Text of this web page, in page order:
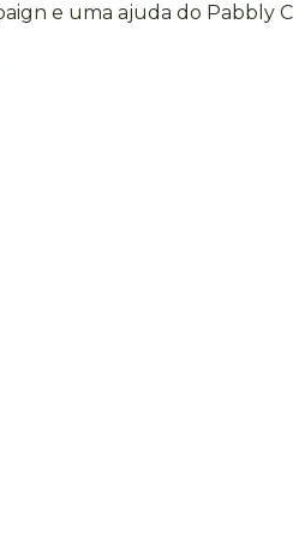
e uma ajuda do Pabbly